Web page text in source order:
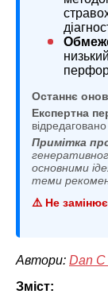
Останнє
Експертна
Примітка
основними
теми
⚠️ Не
Автори: Dan
Зміст: